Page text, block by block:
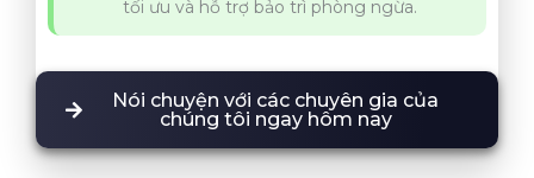
tối ưu và hỗ trợ bảo trì phòng ngừa.
Nói chuyện với các chuyên gia của
chúng tôi ngay hôm nay